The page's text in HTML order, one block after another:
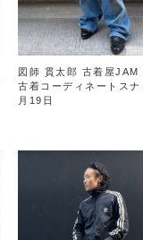
図師 貫太郎 古着屋JAM
古着コーディネートスナ
月19日